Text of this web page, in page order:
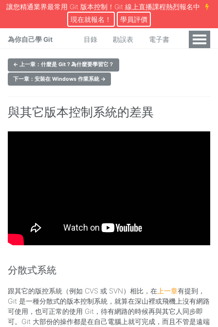
讓您精通業界最常用 Git 版本控制！Git 線上直播課程熱烈報名中
現在就報名！
學員評價
為你自己學 Git 目錄 勘誤表 電子書
← 上一章：什麼是 Git？為什麼要學習它？
下一章：安裝在 Windows 作業系統 →
與其它版本控制系統的差異
分散式系統
跟其它的版控系統（例如 CVS 或 SVN）相比，在上一章有提到，
Git 是一種分散式的版本控制系統，就算在深山裡或飛機上沒有網路
可使用，也可正常的使用 Git，待有網路的時候再與其它人同步即
可。Git 大部份的操作都是在自己電腦上就可完成，而且不管是遠端